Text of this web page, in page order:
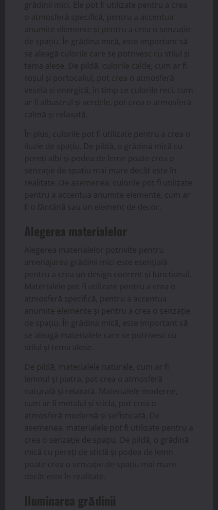
grădinii mici. Ele pot fi utilizate pentru a crea
o atmosferă specifică, pentru a accentua
anumite elemente și pentru a crea o senzație
de spațiu. În grădina mică, este important să
se aleagă culorile care se potrivesc cu stilul și
tema alese. De pildă, culorile calde, cum ar fi
roșul și portocaliul, pot crea o atmosferă
veselă și energică, în timp ce culorile reci, cum
ar fi albastrul și verdele, pot crea o atmosferă
calmă și relaxată.
În plus, culorile pot fi utilizate pentru a crea o
iluzie de spațiu. De pildă, o grădină mică cu
pereți albi și podea de lemn poate crea o
senzație de spațiu mai mare decât este în
realitate. De asemenea, culorile pot fi utilizate
pentru a accentua anumite elemente, cum ar
fi o fântână sau un element de decor.
Alegerea materialelor
Alegerea materialelor potrivite pentru
amenajarea grădinii mici este esențială
pentru a crea un design coerent și funcțional.
Materialele pot fi utilizate pentru a crea o
atmosferă specifică, pentru a accentua
anumite elemente și pentru a crea o senzație
de spațiu. În grădina mică, este important să
se aleagă materialele care se potrivesc cu
stilul și tema alese.
De pildă, materialele naturale, cum ar fi
lemnul și piatra, pot crea o atmosferă
naturală și relaxată. Materialele moderne,
cum ar fi metalul și sticla, pot crea o
atmosferă modernă și sofisticată. De
asemenea, materialele pot fi utilizate pentru a
crea o senzație de spațiu. De pildă, o grădină
mică cu pereți de sticlă și podea de lemn
poate crea o senzație de spațiu mai mare
decât este în realitate.
Iluminarea grădinii